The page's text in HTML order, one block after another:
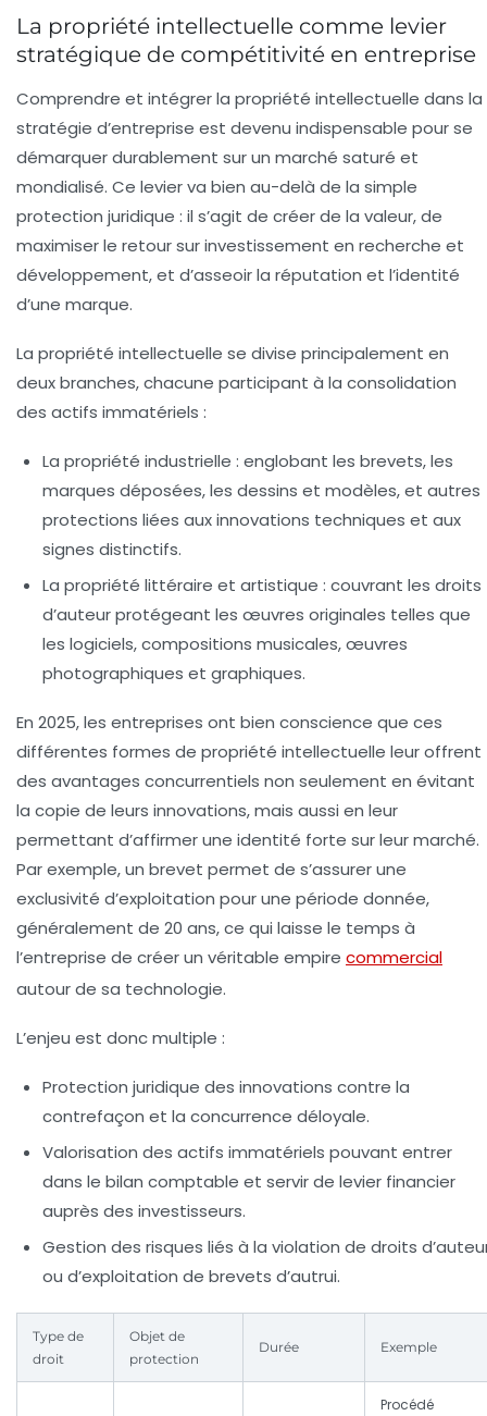
La propriété intellectuelle comme levier
stratégique de compétitivité en entreprise
Comprendre et intégrer la propriété intellectuelle dans la
stratégie d’entreprise est devenu indispensable pour se
démarquer durablement sur un marché saturé et
mondialisé. Ce levier va bien au-delà de la simple
protection juridique : il s’agit de créer de la valeur, de
maximiser le retour sur investissement en recherche et
développement, et d’asseoir la réputation et l’identité
d’une marque.
La propriété intellectuelle se divise principalement en
deux branches, chacune participant à la consolidation
des actifs immatériels :
La propriété industrielle : englobant les brevets, les
marques déposées, les dessins et modèles, et autres
protections liées aux innovations techniques et aux
signes distinctifs.
La propriété littéraire et artistique : couvrant les droits
d’auteur protégeant les œuvres originales telles que
les logiciels, compositions musicales, œuvres
photographiques et graphiques.
En 2025, les entreprises ont bien conscience que ces
différentes formes de propriété intellectuelle leur offrent
des avantages concurrentiels non seulement en évitant
la copie de leurs innovations, mais aussi en leur
permettant d’affirmer une identité forte sur leur marché.
Par exemple, un brevet permet de s’assurer une
exclusivité d’exploitation pour une période donnée,
généralement de 20 ans, ce qui laisse le temps à
l’entreprise de créer un véritable empire commercial
autour de sa technologie.
L’enjeu est donc multiple :
Protection juridique des innovations contre la
contrefaçon et la concurrence déloyale.
Valorisation des actifs immatériels pouvant entrer
dans le bilan comptable et servir de levier financier
auprès des investisseurs.
Gestion des risques liés à la violation de droits
ou d’exploitation de brevets d’autrui.
Type de
droit
Objet de
protection
Durée Exemple
Procédé